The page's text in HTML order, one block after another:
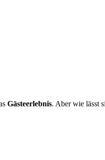
Gästeerlebnis. Aber wie lässt